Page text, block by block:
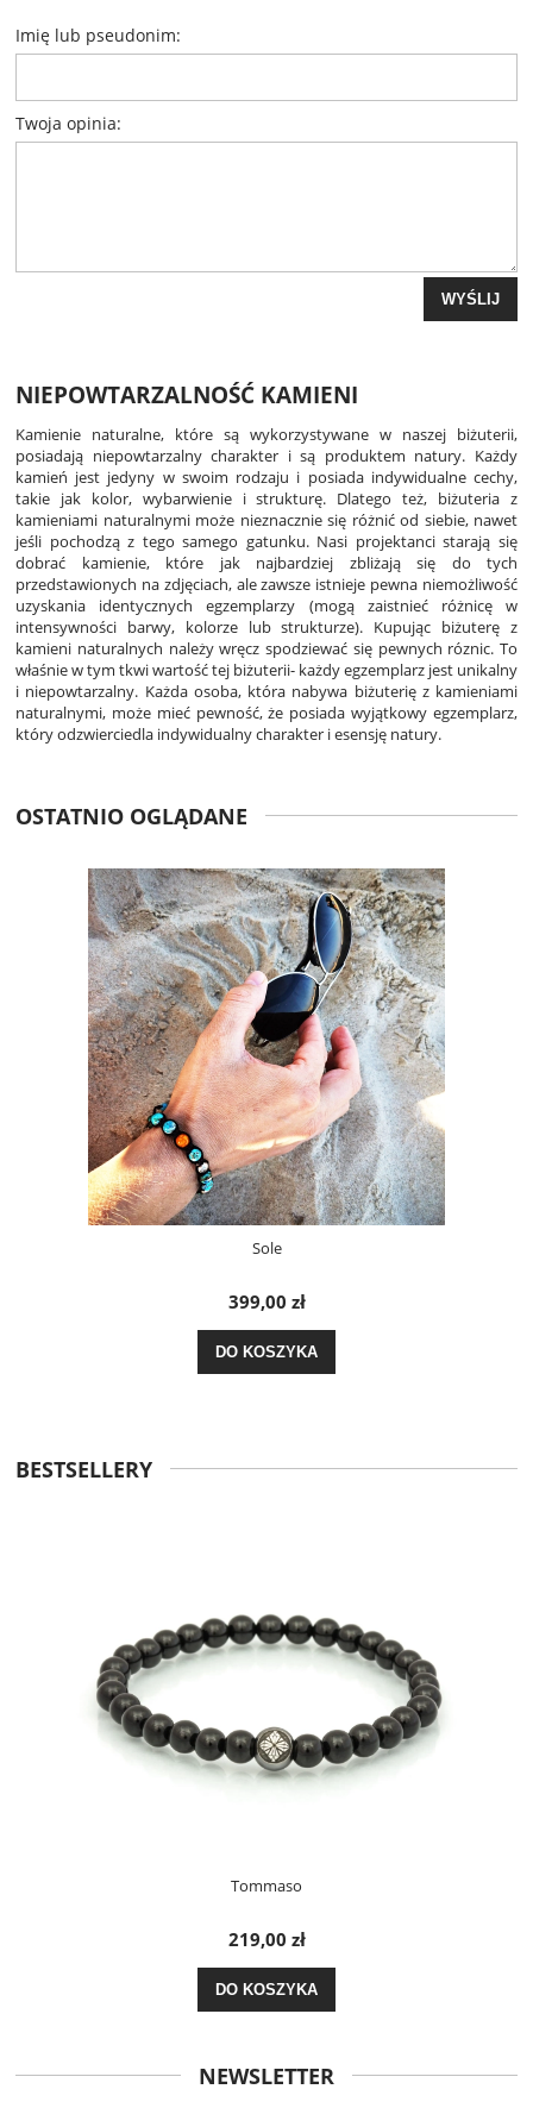
Imię lub pseudonim:
Twoja opinia:
WYŚLIJ
NIEPOWTARZALNOŚĆ KAMIENI
Kamienie naturalne, które są wykorzystywane w naszej biżuterii,
posiadają niepowtarzalny charakter i są produktem natury. Każdy
kamień jest jedyny w swoim rodzaju i posiada indywidualne cechy,
takie jak kolor, wybarwienie i strukturę. Dlatego też, biżuteria z
kamieniami naturalnymi może nieznacznie się różnić od siebie, nawet
jeśli pochodzą z tego samego gatunku. Nasi projektanci starają się
dobrać kamienie, które jak najbardziej zbliżają się do tych
przedstawionych na zdjęciach, ale zawsze istnieje pewna niemożliwość
uzyskania identycznych egzemplarzy (mogą zaistnieć różnicę w
intensywności barwy, kolorze lub strukturze). Kupując biżuterę z
kamieni naturalnych należy wręcz spodziewać się pewnych róznic. To
właśnie w tym tkwi wartość tej biżuterii- każdy egzemplarz jest unikalny
i niepowtarzalny. Każda osoba, która nabywa biżuterię z kamieniami
naturalnymi, może mieć pewność, że posiada wyjątkowy egzemplarz,
który odzwierciedla indywidualny charakter i esensję natury.
OSTATNIO OGLĄDANE
Sole
399,00 zł
DO KOSZYKA
BESTSELLERY
Tommaso
219,00 zł
DO KOSZYKA
NEWSLETTER